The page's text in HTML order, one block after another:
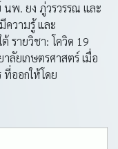
นพ. ยง ภู่วรวรรณ และ
ความรู้ และ
รายวิชา: โควิด 19
ลัยเกษตรศาสตร์ เมื่อ
ออกให้โดย